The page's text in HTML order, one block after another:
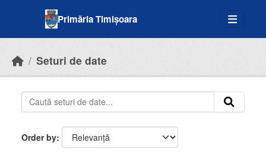
Primăria Timișoara
Seturi de date
Order by